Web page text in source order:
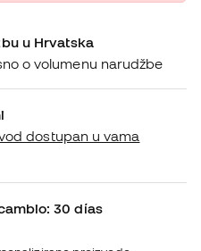
u Hrvatska
o volumenu narudžbe
dostupan u vama
30 días